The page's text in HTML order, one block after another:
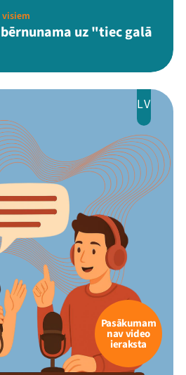
uz "tiec galā
LV
Pasākumam
nav video
ieraksta